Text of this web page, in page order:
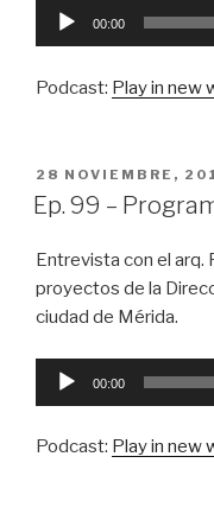
Reproductor
00:00
Podcast: Play in new
PUBLICADO
EN
28 NOVIEMBRE,
Ep. 99 –
Entrevista con el arq.
proyectos de la
ciudad de Mérida.
Reproductor
00:00
Podcast: Play in new